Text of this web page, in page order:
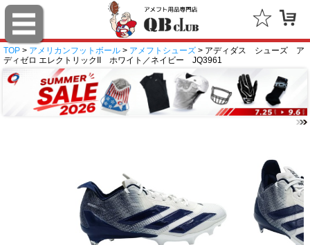
TOP > アメリカンフットボール > アメフトシューズ > アディダス シューズ ア
ディゼロ エレクトリックII ホワイト／ネイビー JQ3961